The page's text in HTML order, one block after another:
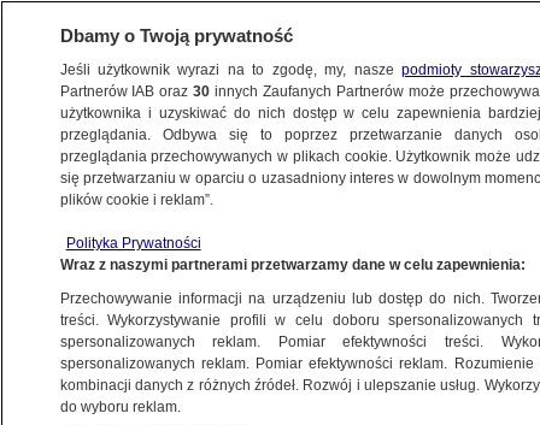
KONKRET24
ŚWIAT
wyniosły obrazek Jezusa? "To przebija
wszystko"
Gabriela Sieczkowska
28.08.2023, 17:49
Dbamy o Twoją prywatność
Jeśli użytkownik wyrazi na to zgodę, my, naszepodmioty
Partnerów IAB oraz30 innych Zaufanych Partnerów może
użytkownika i uzyskiwać do nich dostęp w celu zapewnienia
przeglądania. Odbywa się to poprzez przetwarzanie danych
przeglądania przechowywanych w plikach cookie. Użytkownik może
się przetwarzaniu w oparciu o uzasadniony interes w dowolnym
plików cookie i reklam”.
Polityka Prywatności
Wraz z naszymi partnerami przetwarzamy dane w celu zapewnienia:
Przechowywanie informacji na urządzeniu lub dostęp do nich.
treści. Wykorzystywanie profili w celu doboru spersonalizowanych
spersonalizowanych reklam. Pomiar efektywności treści.
spersonalizowanych reklam. Pomiar efektywności reklam.
kombinacji danych z różnych źródeł. Rozwój i ulepszanie usług.
do wyboru reklam.